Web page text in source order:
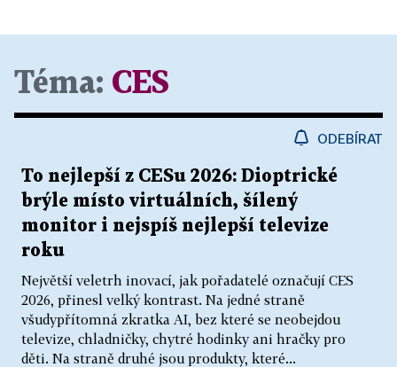
Téma: CES
ODEBÍRAT
To nejlepší z CESu 2026: Dioptrické
brýle místo virtuálních, šílený
monitor i nejspíš nejlepší televize
roku
Největší veletrh inovací, jak pořadatelé označují CES
2026, přinesl velký kontrast. Na jedné straně
všudypřítomná zkratka AI, bez které se neobejdou
televize, chladničky, chytré hodinky ani hračky pro
děti. Na straně druhé jsou produkty, které...